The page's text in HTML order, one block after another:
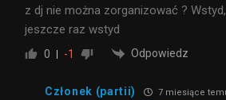
z dj nie można zorganizować ?
jeszcze raz wstyd
0 -1 Odpowiedz
Członek (partii) 7 miesiące